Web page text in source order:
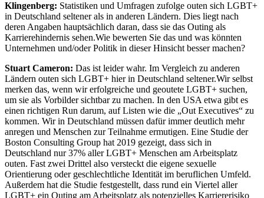
Klingenberg: Statistiken und Umfragen zufolge outen sich LGBT+
in Deutschland seltener als in anderen Ländern. Dies liegt nach
deren Angaben hauptsächlich daran, dass sie das Outing als
Karrierehindernis sehen.Wie bewerten Sie das und was könnten
Unternehmen und/oder Politik in dieser Hinsicht besser machen?
Stuart Cameron: Das ist leider wahr. Im Vergleich zu anderen
Ländern outen sich LGBT+ hier in Deutschland seltener.Wir selbst
merken das, wenn wir erfolgreiche und geoutete LGBT+ suchen,
um sie als Vorbilder sichtbar zu machen. In den USA etwa gibt es
einen richtigen Run darum, auf Listen wie die „Out Executives“ zu
kommen. Wir in Deutschland müssen dafür immer deutlich mehr
anregen und Menschen zur Teilnahme ermutigen. Eine Studie der
Boston Consulting Group hat 2019 gezeigt, dass sich in
Deutschland nur 37% aller LGBT+ Menschen am Arbeitsplatz
outen. Fast zwei Drittel also versteckt die eigene sexuelle
Orientierung oder geschlechtliche Identität im beruflichen Umfeld.
Außerdem hat die Studie festgestellt, dass rund ein Viertel aller
LGBT+ ein Outing am Arbeitsplatz als potenzielles Karriererisiko